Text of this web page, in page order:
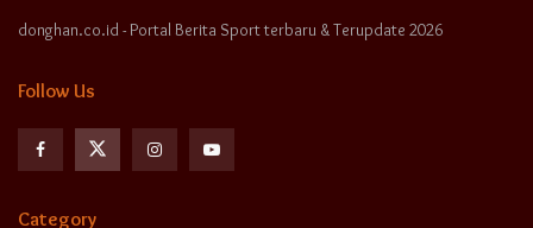
donghan.co.id - Portal Berita Sport terbaru & Terupdate 2026
Follow Us
Category